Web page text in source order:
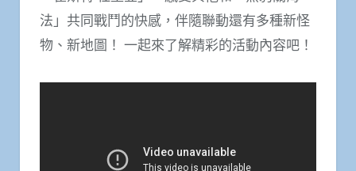
法」共同戰鬥的快感，伴隨聯動還有多種新怪
物、新地圖！ 一起來了解精彩的活動內容吧！